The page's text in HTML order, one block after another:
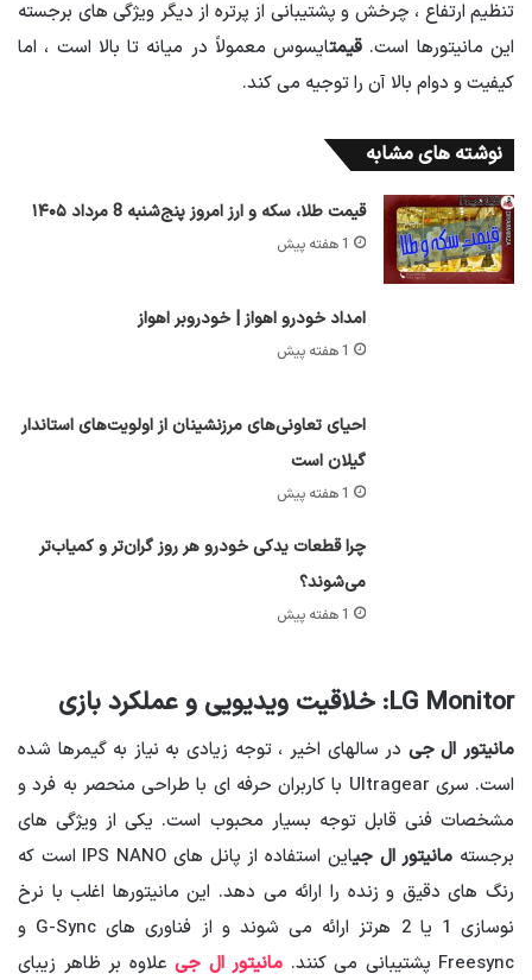
تنظیم ارتفاع ، چرخش و پشتیبانی از پرتره از دیگر ویژگی های برجسته
این مانیتورها است. قیمتایسوس معمولاً در میانه تا بالا است ، اما
کیفیت و دوام بالا آن را توجیه می کند.
نوشته های مشابه
قیمت طلا، سکه و ارز امروز پنج‌شنبه 8 مرداد ۱۴۰۵
1 هفته پیش
امداد خودرو اهواز | خودروبر اهواز
1 هفته پیش
احیای تعاونی‌های مرزنشینان از اولویت‌های استاندار
گیلان است
1 هفته پیش
چرا قطعات یدکی خودرو هر روز گران‌تر و کمیاب‌تر
می‌شوند؟
1 هفته پیش
LG Monitor: خلاقیت ویدیویی و عملکرد بازی
مانیتور ال جی در سالهای اخیر ، توجه زیادی به نیاز به گیمرها شده
است. سری Ultragear با کاربران حرفه ای با طراحی منحصر به فرد و
مشخصات فنی قابل توجه بسیار محبوب است. یکی از ویژگی های
برجسته مانیتور ال جی
این استفاده از پانل های IPS NANO است که
رنگ های دقیق و زنده را ارائه می دهد. این مانیتورها اغلب با نرخ
نوسازی 1 یا 2 هرتز ارائه می شوند و از فناوری های G-Sync و
Freesync پشتیبانی می کنند.
مانیتور ال جی علاوه بر ظاهر زیبای